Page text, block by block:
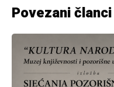
Povezani članci